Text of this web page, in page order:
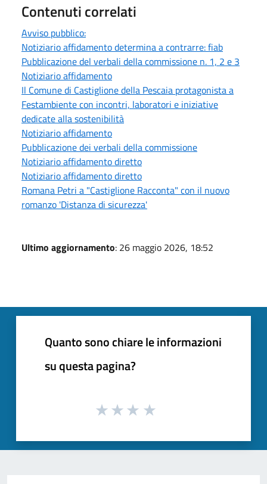
Contenuti correlati
Avviso pubblico:
Notiziario affidamento determina a contrarre: fiab
Pubblicazione del verbali della commissione n. 1, 2 e 3
Notiziario affidamento
Il Comune di Castiglione della Pescaia protagonista a
Festambiente con incontri, laboratori e iniziative
dedicate alla sostenibilità
Notiziario affidamento
Pubblicazione dei verbali della commissione
Notiziario affidamento diretto
Notiziario affidamento diretto
Romana Petri a "Castiglione Racconta" con il nuovo
romanzo 'Distanza di sicurezza'
Ultimo aggiornamento: 26 maggio 2026, 18:52
Quanto sono chiare le informazioni
su questa pagina?